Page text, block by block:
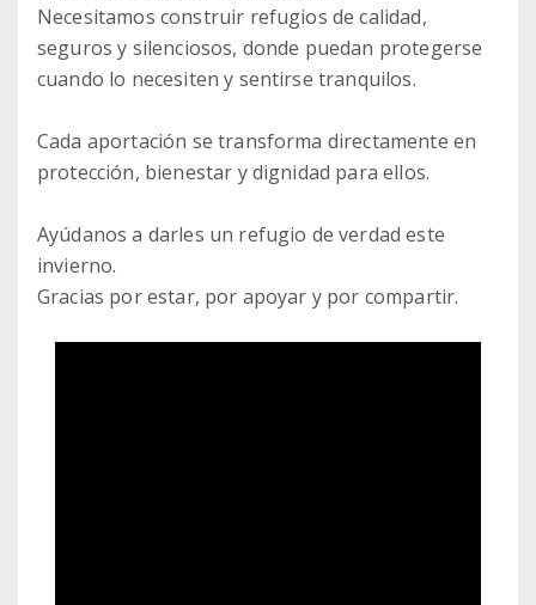
Necesitamos construir refugios de calidad,
seguros y silenciosos, donde puedan protegerse
cuando lo necesiten y sentirse tranquilos.
Cada aportación se transforma directamente en
protección, bienestar y dignidad para ellos.
Ayúdanos a darles un refugio de verdad este
invierno.
Gracias por estar, por apoyar y por compartir.